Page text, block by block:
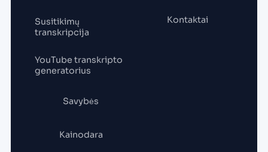
Susitikimų
transkripcija
YouTube transkripto
generatorius
Savybės
Kainodara
Kontaktai